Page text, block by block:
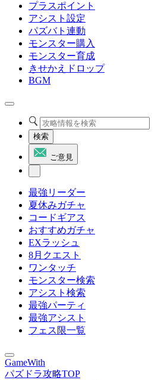
プラスポイント
アシスト設定
パズバト連動
モンスター購入
モンスター育成
きせかえドロップ
BGM
検索
ご意見
最強リーダー
夏休みガチャ
コードギアス
おすすめガチャ
EXラッシュ
8月クエスト
ワンタッチ
モンスター検索
アシスト検索
最強パーティ
最強アシスト
フェス限一覧
GameWith
パズドラ攻略TOP